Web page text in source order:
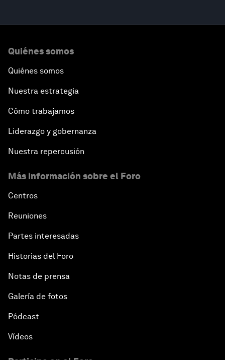
Quiénes somos
Quiénes somos
Nuestra estrategia
Cómo trabajamos
Liderazgo y gobernanza
Nuestra repercusión
Más información sobre el Foro
Centros
Reuniones
Partes interesadas
Historias del Foro
Notas de prensa
Galería de fotos
Pódcast
Vídeos